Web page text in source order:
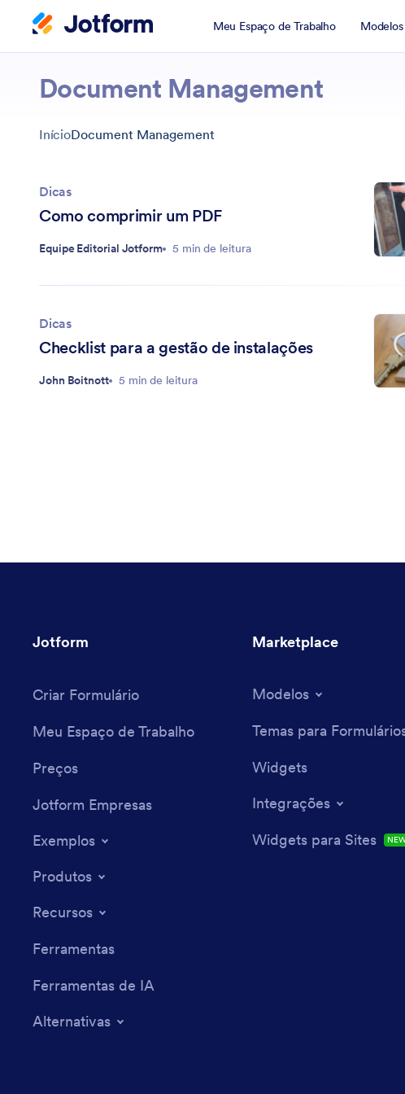
Meu Espaço de Trabalho Modelos
Document Management
InícioDocument Management
Dicas
Como comprimir um PDF
Equipe Editorial Jotform 5 min de leitura
Dicas
Checklist para a gestão de instalações
John Boitnott 5 min de leitura
Jotform
Criar Formulário
Meu Espaço de Trabalho
Preços
Jotform Empresas
Exemplos
Produtos
Recursos
Ferramentas
Ferramentas de IA
Alternativas
Marketplace
Modelos
Temas para
Widgets
Integrações
Widgets para Sites